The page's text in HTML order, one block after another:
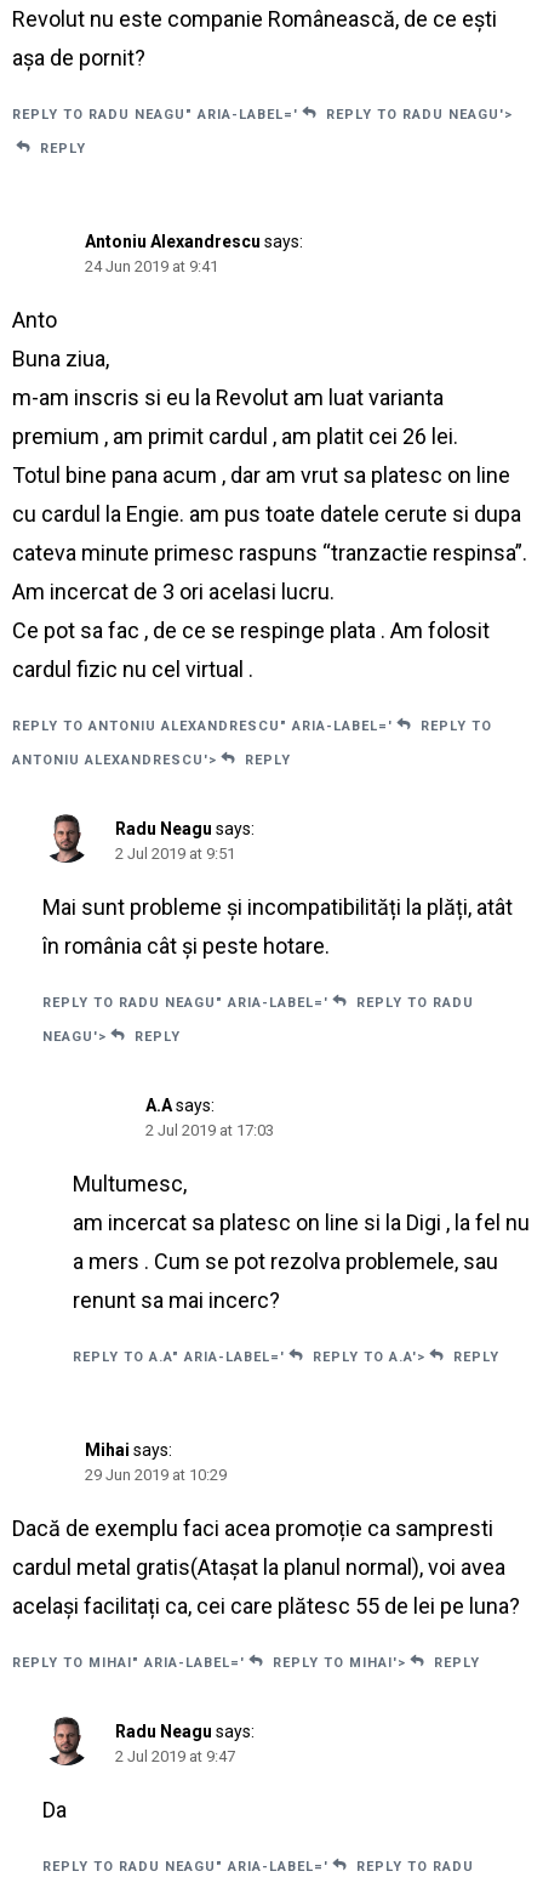
Revolut nu este companie Românească, de ce ești
așa de pornit?
REPLY TO RADU NEAGU" ARIA-LABEL=' REPLY TO RADU NEAGU'>
REPLY
Antoniu Alexandrescu says:
24 Jun 2019 at 9:41
Anto
Buna ziua,
m-am inscris si eu la Revolut am luat varianta
premium , am primit cardul , am platit cei 26 lei.
Totul bine pana acum , dar am vrut sa platesc on line
cu cardul la Engie. am pus toate datele cerute si dupa
cateva minute primesc raspuns “tranzactie respinsa”.
Am incercat de 3 ori acelasi lucru.
Ce pot sa fac , de ce se respinge plata . Am folosit
cardul fizic nu cel virtual .
REPLY TO ANTONIU ALEXANDRESCU" ARIA-LABEL=' REPLY TO
ANTONIU ALEXANDRESCU'> REPLY
Radu Neagu says:
2 Jul 2019 at 9:51
Mai sunt probleme și incompatibilități la plăți, atât
în românia cât și peste hotare.
REPLY TO RADU NEAGU" ARIA-LABEL=' REPLY TO RADU
NEAGU'> REPLY
A.Asays:
2 Jul 2019 at 17:03
Multumesc,
am incercat sa platesc on line si la Digi , la fel nu
a mers . Cum se pot rezolva problemele, sau
renunt sa mai incerc?
REPLY TO A.A" ARIA-LABEL=' REPLY TO A.A'> REPLY
Mihai says:
29 Jun 2019 at 10:29
Dacă de exemplu faci acea promoție ca sampresti
cardul metal gratis(Atașat la planul normal), voi avea
același facilitați ca, cei care plătesc 55 de lei pe luna?
REPLY TO MIHAI" ARIA-LABEL=' REPLY TO MIHAI'> REPLY
Radu Neagu says:
2 Jul 2019 at 9:47
Da
REPLY TO RADU NEAGU" ARIA-LABEL=' REPLY TO RADU